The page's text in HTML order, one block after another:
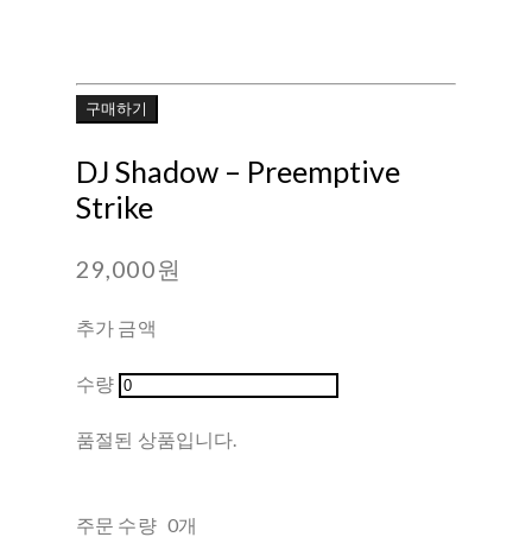
구매하기
DJ Shadow ‎– Preemptive
Strike
29,000원
추가 금액
수량
품절된 상품입니다.
주문 수량 0개